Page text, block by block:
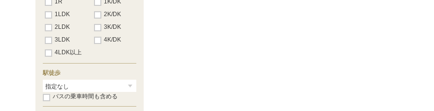
1R
1K/DK
1LDK
2K/DK
2LDK
3K/DK
3LDK
4K/DK
4LDK以上
駅徒歩
バスの乗車時間も含める